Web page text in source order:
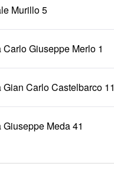
Murillo 5
Giuseppe Merlo 1
Carlo Castelbarco 11
Meda 41